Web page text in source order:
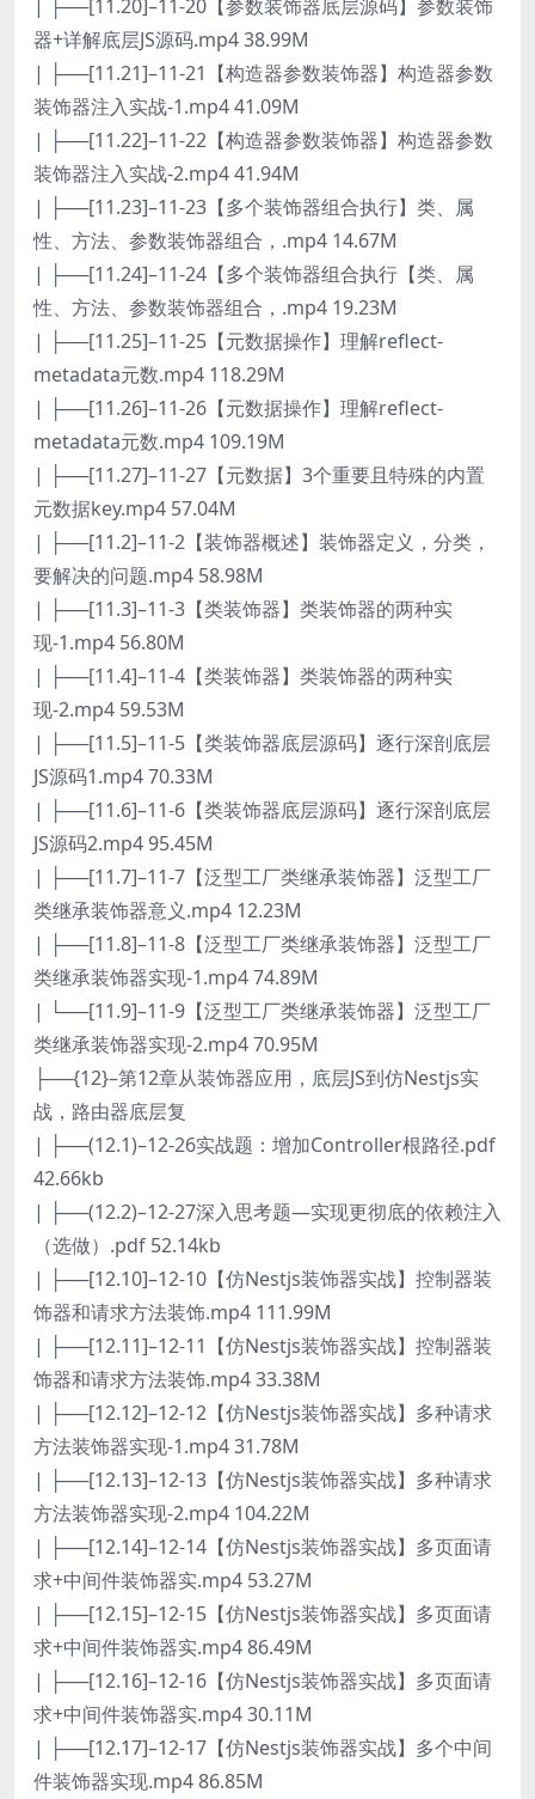
| ├──[11.20]–11-20【参数装饰器底层源码】参数装饰
器+详解底层JS源码.mp4 38.99M
| ├──[11.21]–11-21【构造器参数装饰器】构造器参数
装饰器注入实战-1.mp4 41.09M
| ├──[11.22]–11-22【构造器参数装饰器】构造器参数
装饰器注入实战-2.mp4 41.94M
| ├──[11.23]–11-23【多个装饰器组合执行】类、属
性、方法、参数装饰器组合，.mp4 14.67M
| ├──[11.24]–11-24【多个装饰器组合执行【类、属
性、方法、参数装饰器组合，.mp4 19.23M
| ├──[11.25]–11-25【元数据操作】理解reflect-
metadata元数.mp4 118.29M
| ├──[11.26]–11-26【元数据操作】理解reflect-
metadata元数.mp4 109.19M
| ├──[11.27]–11-27【元数据】3个重要且特殊的内置
元数据key.mp4 57.04M
| ├──[11.2]–11-2【装饰器概述】装饰器定义，分类，
要解决的问题.mp4 58.98M
| ├──[11.3]–11-3【类装饰器】类装饰器的两种实
现-1.mp4 56.80M
| ├──[11.4]–11-4【类装饰器】类装饰器的两种实
现-2.mp4 59.53M
| ├──[11.5]–11-5【类装饰器底层源码】逐行深剖底层
JS源码1.mp4 70.33M
| ├──[11.6]–11-6【类装饰器底层源码】逐行深剖底层
JS源码2.mp4 95.45M
| ├──[11.7]–11-7【泛型工厂类继承装饰器】泛型工厂
类继承装饰器意义.mp4 12.23M
| ├──[11.8]–11-8【泛型工厂类继承装饰器】泛型工厂
类继承装饰器实现-1.mp4 74.89M
| └──[11.9]–11-9【泛型工厂类继承装饰器】泛型工厂
类继承装饰器实现-2.mp4 70.95M
├──{12}–第12章从装饰器应用，底层JS到仿Nestjs实
战，路由器底层复
| ├──(12.1)–12-26实战题：增加Controller根路径.pdf
42.66kb
| ├──(12.2)–12-27深入思考题—实现更彻底的依赖注入
（选做）.pdf 52.14kb
| ├──[12.10]–12-10【仿Nestjs装饰器实战】控制器装
饰器和请求方法装饰.mp4 111.99M
| ├──[12.11]–12-11【仿Nestjs装饰器实战】控制器装
饰器和请求方法装饰.mp4 33.38M
| ├──[12.12]–12-12【仿Nestjs装饰器实战】多种请求
方法装饰器实现-1.mp4 31.78M
| ├──[12.13]–12-13【仿Nestjs装饰器实战】多种请求
方法装饰器实现-2.mp4 104.22M
| ├──[12.14]–12-14【仿Nestjs装饰器实战】多页面请
求+中间件装饰器实.mp4 53.27M
| ├──[12.15]–12-15【仿Nestjs装饰器实战】多页面请
求+中间件装饰器实.mp4 86.49M
| ├──[12.16]–12-16【仿Nestjs装饰器实战】多页面请
求+中间件装饰器实.mp4 30.11M
| ├──[12.17]–12-17【仿Nestjs装饰器实战】多个中间
件装饰器实现.mp4 86.85M